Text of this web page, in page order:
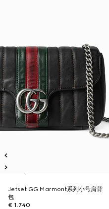
Jetset GG Marmont系列小号肩背
包
€ 1.740